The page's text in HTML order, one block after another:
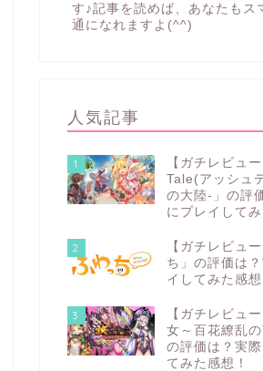
す♪記事を読めば、あなたもス
通になれますよ(^^)
人気記事
1
【ガチレビュ
Tale(アッシュ
の大陸‐」の評
にプレイしてみ
2
【ガチレビュ
ち」の評価は
イしてみた感想
3
【ガチレビュ
女～百花繚乱の
の評価は？実
てみた感想！